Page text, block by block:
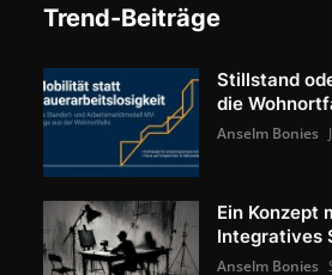
Trend-Beiträge
Stillstand
die
Anselm Bonies
Ein Konzept
Integratives
Anselm Bonies